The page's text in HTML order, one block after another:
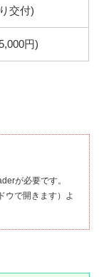
交付)
円)
が必要です。
ウで開きます）よ